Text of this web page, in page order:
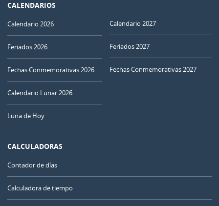
CALENDARIOS
Calendario 2026
Feriados 2026
Fechas Conmemorativas 2026
Calendario Lunar 2026
Luna de Hoy
Calendario 2027
Feriados 2027
Fechas Conmemorativas 2027
CALCULADORAS
Contador de días
Calculadora de tiempo